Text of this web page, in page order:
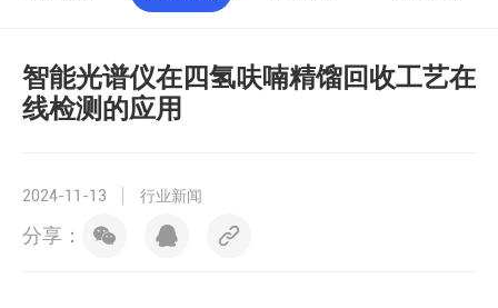
智能光谱仪在四氢呋喃精馏回收工艺在
线检测的应用
2024-11-13 行业新闻
分享：